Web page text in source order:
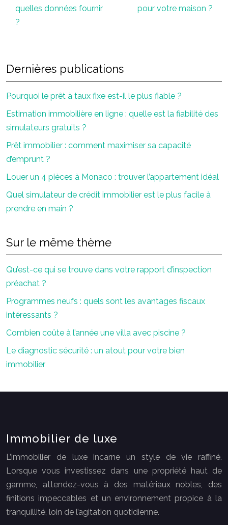
quelles données fournir
?
pour votre maison ?
Dernières publications
Pourquoi le prêt à taux fixe est-il le plus fiable ?
Estimation immobilière en ligne : quelle est la fiabilité des
simulateurs gratuits ?
Prêt immobilier : comment maximiser sa capacité
d’emprunt ?
Louer un 4 pièces à Monaco : trouver l’appartement idéal
Quel simulateur de crédit immobilier est le plus facile à
prendre en main ?
Sur le même thème
Qu’est-ce qui se trouve dans votre rapport d’inspection
préachat ?
Programmes neufs : quels sont les avantages fiscaux
intéressants ?
Combien coûte à l’année une villa avec piscine ?
Le diagnostic sécurité : un atout pour votre bien
immobilier
Immobilier de luxe
L’immobilier de luxe incarne un style de vie raffiné.
Lorsque vous investissez dans une propriété haut de
gamme, attendez-vous à des matériaux nobles, des
finitions impeccables et un environnement propice à la
tranquillité, loin de l’agitation quotidienne.